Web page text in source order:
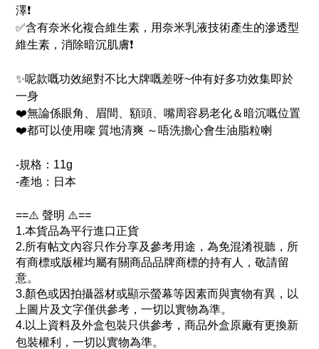
澤❗
✅含有奈米化複合維生素，用奈米乳液技術產生的滲透型
維生素，消除暗沉肌膚❗
✨呢款嘅功效絕對不比大牌嘅差呀~仲有好多功效集即於
一身
❤️無論係眼角、眉間、額頭、嘴周容易老化＆暗沉嘅位置
❤️都可以使用㗎 質地清爽 ～唔洗擔心會生油脂粒喇
-規格：11g
-產地：日本
==⚠️ 聲明 ⚠️==
1.本貨品為平行進口正貨
2.所有帖文內容只作分享及參考用途，為免混淆視聽，所
有商標或版權均屬有關商品品牌商標的持有人，敬請留
意。
3.顏色或因拍攝器材或顯示螢幕等因素而與實物有異，以
上圖片及文字僅供參考，一切以實物為準。
4.以上資料及外盒包裝只供參考，商品外盒原廠有更換新
包裝權利，一切以實物為準。